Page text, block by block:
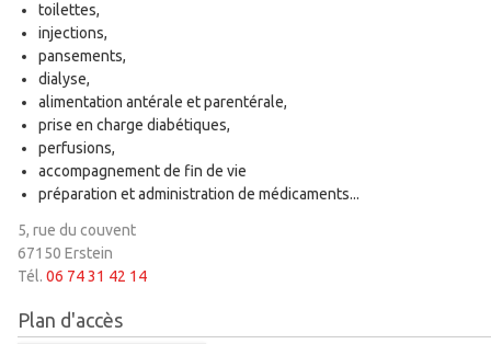
toilettes,
injections,
pansements,
dialyse,
alimentation antérale et parentérale,
prise en charge diabétiques,
perfusions,
accompagnement de fin de vie
préparation et administration de médicaments...
5, rue du couvent
67150 Erstein
Tél. 06 74 31 42 14
Plan d'accès